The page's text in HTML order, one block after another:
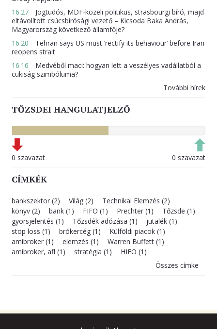
16:27
Jogtudós, MDF-közeli politikus, strasbourgi bíró, majd
eltávolított csúcsbírósági vezető – Kicsoda Baka András,
Magyarország következő államfője?
16:20
Tehran says US must ‘rectify its behaviour’ before Iran
reopens strait
16:16
Medvéből maci: hogyan lett a veszélyes vadállatból a
cukiság szimbóluma?
További hírek
TŐZSDEI HANGULATJELZŐ
0 szavazat 0 szavazat
CÍMKÉK
bankszektor (2) Világ (2)
Technikai Elemzés (2)
könyv (2)
bank (1) FIFO (1) Prechter (1)
Tőzsde (1)
gyorsjelentés (1)
Tőzsdék adózása (1)
jutalék (1)
stop loss (1)
brókercég (1)
Külföldi piacok (1)
amibroker (1)
elemzés (1)
Warren Buffett (1)
amibroker, afl (1)
stratégia (1)
HIFO (1)
Összes címke